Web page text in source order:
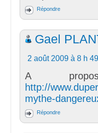
Répondre
Gael
2 août 2009 à 8 h
A
http://
mythe-
Répondre